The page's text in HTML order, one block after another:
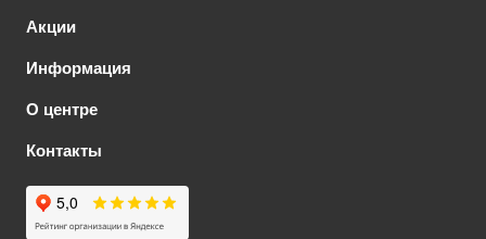
Акции
Информация
О центре
Контакты